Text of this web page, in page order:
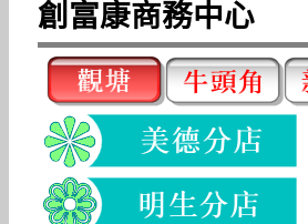
創富康商務中心